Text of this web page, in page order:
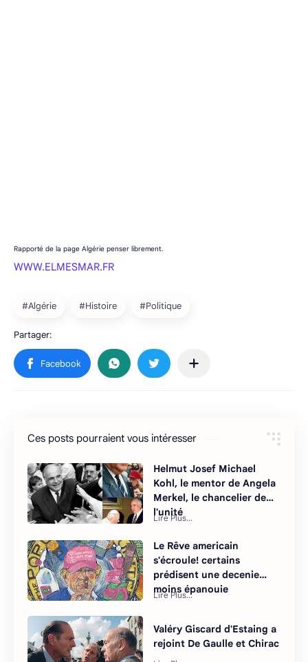
Rapporté de la page Algérie penser librement.
WWW.ELMESMAR.FR
Ces posts pourraient vous intéresser
Helmut Josef Michael
Kohl, le mentor de Angela
Merkel, le chancelier de
l'unité
Le Rêve americain
s'écroule! certains
prédisent une decenie
moins épanouie
Valéry Giscard d'Estaing a
rejoint De Gaulle et Chirac